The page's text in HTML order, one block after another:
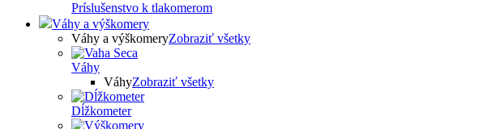
Príslušenstvo k tlakomerom
Váhy a výškomery
Váhy a výškomeryZobraziť všetky
Váhy
VáhyZobraziť všetky
Dĺžkometer